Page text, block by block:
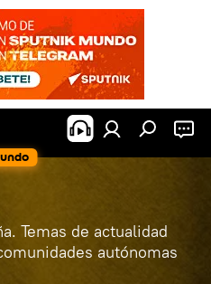
Temas de actualidad
autónomas